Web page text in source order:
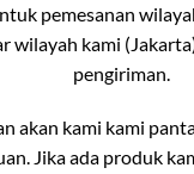
pemesanan
wilayah kami
pengiriman.
akan kami kami
Jika ada produk